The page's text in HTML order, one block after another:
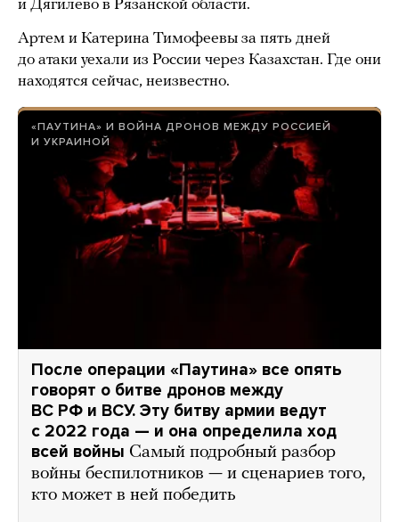
и Дягилево в Рязанской области.
Артем и Катерина Тимофеевы за пять дней
до атаки уехали из России через Казахстан. Где они
находятся сейчас, неизвестно.
«ПАУТИНА» И ВОЙНА ДРОНОВ МЕЖДУ РОССИЕЙ
И УКРАИНОЙ
После операции «Паутина» все опять
говорят о битве дронов между
ВС РФ и ВСУ. Эту битву армии ведут
с 2022 года — и она определила ход
всей войны Самый подробный разбор
войны беспилотников — и сценариев того,
кто может в ней победить